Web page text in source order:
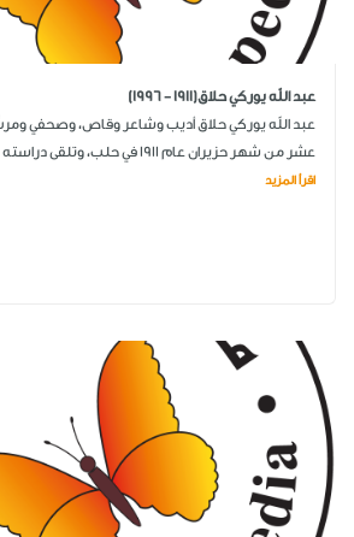
عبد الله يوركي حلاق(1911 - 1996)
عبد الله يوركي حلاق أديب وشاعر وقاص، وصحفي
عشر من شهر حزيران عام 1911 في حلب، وتلقى دراسته ...
اقرأ المزيد